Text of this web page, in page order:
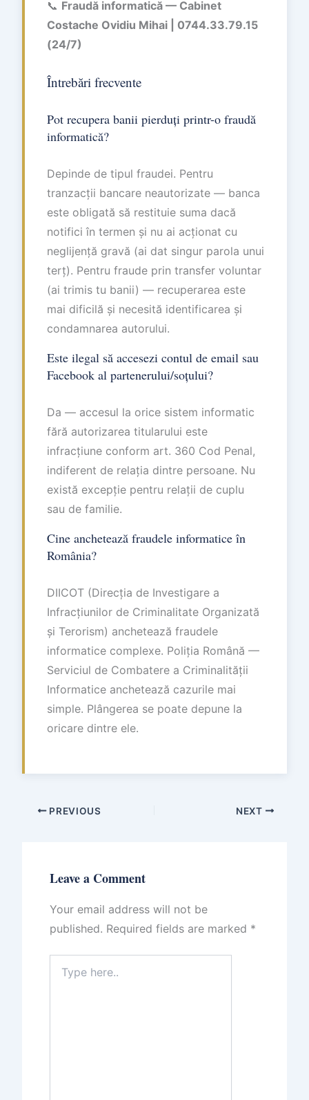
📞 Fraudă informatică — Cabinet
Costache Ovidiu Mihai | 0744.33.79.15
(24/7)
Întrebări frecvente
Pot recupera banii pierduți printr-o fraudă
informatică?
Depinde de tipul fraudei. Pentru
tranzacții bancare neautorizate — banca
este obligată să restituie suma dacă
notifici în termen și nu ai acționat cu
neglijență gravă (ai dat singur parola unui
terț). Pentru fraude prin transfer voluntar
(ai trimis tu banii) — recuperarea este
mai dificilă și necesită identificarea și
condamnarea autorului.
Este ilegal să accesezi contul de email sau
Facebook al partenerului/soțului?
Da — accesul la orice sistem informatic
fără autorizarea titularului este
infracțiune conform art. 360 Cod Penal,
indiferent de relația dintre persoane. Nu
există excepție pentru relații de cuplu
sau de familie.
Cine anchetează fraudele informatice în
România?
DIICOT (Direcția de Investigare a
Infracțiunilor de Criminalitate Organizată
și Terorism) anchetează fraudele
informatice complexe. Poliția Română —
Serviciul de Combatere a Criminalității
Informatice anchetează cazurile mai
simple. Plângerea se poate depune la
oricare dintre ele.
PREVIOUS NEXT
Leave a Comment
Your email address will not be
published. Required fields are marked *
here..